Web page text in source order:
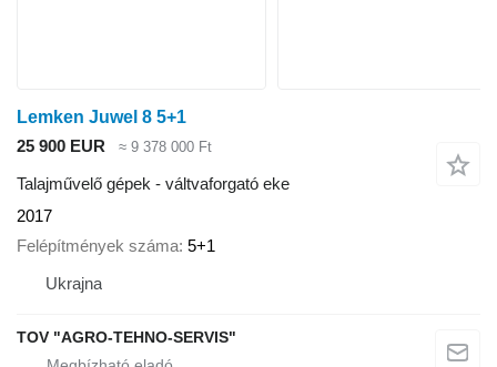
Lemken Juwel 8 5+1
25 900 EUR
≈ 9 378 000 Ft
Talajművelő gépek - váltvaforgató eke
2017
Felépítmények száma 5+1
Ukrajna
TOV "AGRO-TEHNO-SERVIS"